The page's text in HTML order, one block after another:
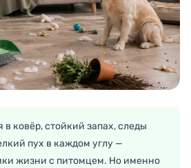
ковёр, стойкий запах, следы
пух в каждом углу —
жизни с питомцем. Но именно